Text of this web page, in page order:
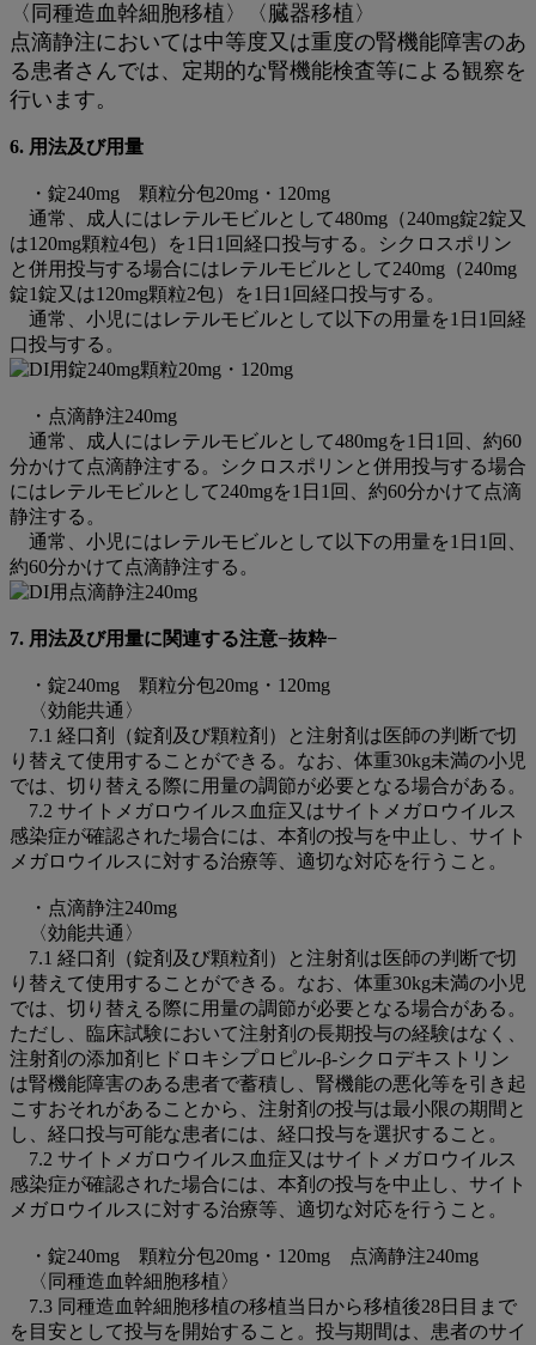
〈同種造血幹細胞移植〉〈臓器移植〉
点滴静注においては中等度又は重度の腎機能障害のあ
る患者さんでは、定期的な腎機能検査等による観察を
行います。
6. 用法及び用量
・錠240mg 顆粒分包20mg・120mg
通常、成人にはレテルモビルとして480mg（240mg錠2錠又
は120mg顆粒4包）を1日1回経口投与する。シクロスポリン
と併用投与する場合にはレテルモビルとして240mg（240mg
錠1錠又は120mg顆粒2包）を1日1回経口投与する。
通常、小児にはレテルモビルとして以下の用量を1日1回経
口投与する。
・点滴静注240mg
通常、成人にはレテルモビルとして480mgを1日1回、約60
分かけて点滴静注する。シクロスポリンと併用投与する場合
にはレテルモビルとして240mgを1日1回、約60分かけて点滴
静注する。
通常、小児にはレテルモビルとして以下の用量を1日1回、
約60分かけて点滴静注する。
7. 用法及び用量に関連する注意−抜粋−
・錠240mg 顆粒分包20mg・120mg
〈効能共通〉
7.1 経口剤（錠剤及び顆粒剤）と注射剤は医師の判断で切
り替えて使用することができる。なお、体重30kg未満の小児
では、切り替える際に用量の調節が必要となる場合がある。
7.2 サイトメガロウイルス血症又はサイトメガロウイルス
感染症が確認された場合には、本剤の投与を中止し、サイト
メガロウイルスに対する治療等、適切な対応を行うこと。
・点滴静注240mg
〈効能共通〉
7.1 経口剤（錠剤及び顆粒剤）と注射剤は医師の判断で切
り替えて使用することができる。なお、体重30kg未満の小児
では、切り替える際に用量の調節が必要となる場合がある。
ただし、臨床試験において注射剤の長期投与の経験はなく、
注射剤の添加剤ヒドロキシプロピル-β-シクロデキストリン
は腎機能障害のある患者で蓄積し、腎機能の悪化等を引き起
こすおそれがあることから、注射剤の投与は最小限の期間と
し、経口投与可能な患者には、経口投与を選択すること。
7.2 サイトメガロウイルス血症又はサイトメガロウイルス
感染症が確認された場合には、本剤の投与を中止し、サイト
メガロウイルスに対する治療等、適切な対応を行うこと。
・錠240mg 顆粒分包20mg・120mg 点滴静注240mg
〈同種造血幹細胞移植〉
7.3 同種造血幹細胞移植の移植当日から移植後28日目まで
を目安として投与を開始すること。投与期間は、患者のサイ